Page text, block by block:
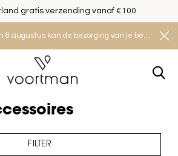
Let op! Tussen 29 juli en 8 augustus kan de bezorging van je bestelling iets langer duren. Houd rekening met een levertijd van 2 tot 4 werkdagen.
gratis verzending vanaf €100
FILTER